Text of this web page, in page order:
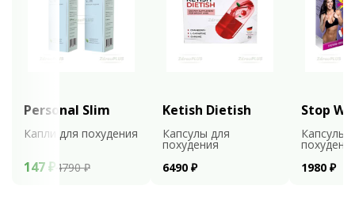
Personal Slim
Капли для похудения
147 ₽ 4790 ₽
Ketish Dietish
Капсулы для
похудения
6490 ₽
Stop
Капсулы
1980 ₽